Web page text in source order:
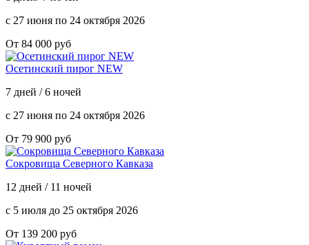
с 27 июня по 24 октября 2026
От 84 000 руб
Осетинский пирог NEW
7 дней / 6 ночей
с 27 июня по 24 октября 2026
От 79 900 руб
Сокровища Северного Кавказа
12 дней / 11 ночей
с 5 июля до 25 октября 2026
От 139 200 руб